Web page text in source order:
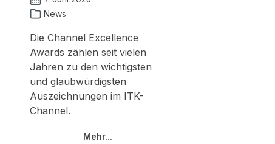
News
Die Channel Excellence
Awards zählen seit vielen
Jahren zu den wichtigsten
und glaubwürdigsten
Auszeichnungen im ITK-
Channel.
Mehr...